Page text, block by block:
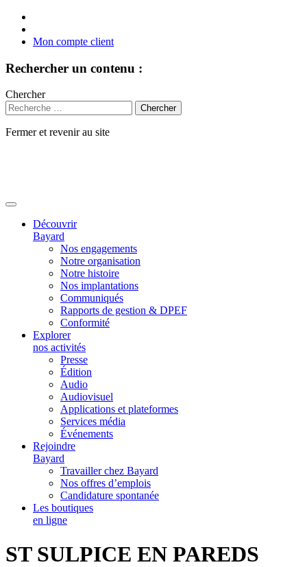
Mon compte client
Rechercher un contenu :
Chercher
Fermer et revenir au site
Découvrir
Bayard
Nos engagements
Notre organisation
Notre histoire
Nos implantations
Communiqués
Rapports de gestion & DPEF
Conformité
Explorer
nos activités
Presse
Édition
Audio
Audiovisuel
Applications et plateformes
Services média
Événements
Rejoindre
Bayard
Travailler chez Bayard
Nos offres d’emplois
Candidature spontanée
Les boutiques
en ligne
ST SULPICE EN PAREDS